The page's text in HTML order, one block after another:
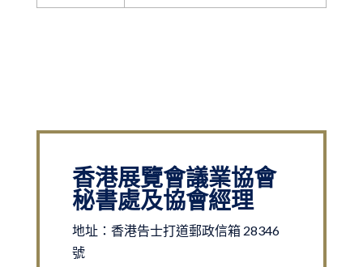
香港展覽會議業協會
秘書處及協會經理
地址：香港告士打道郵政信箱 28346
號